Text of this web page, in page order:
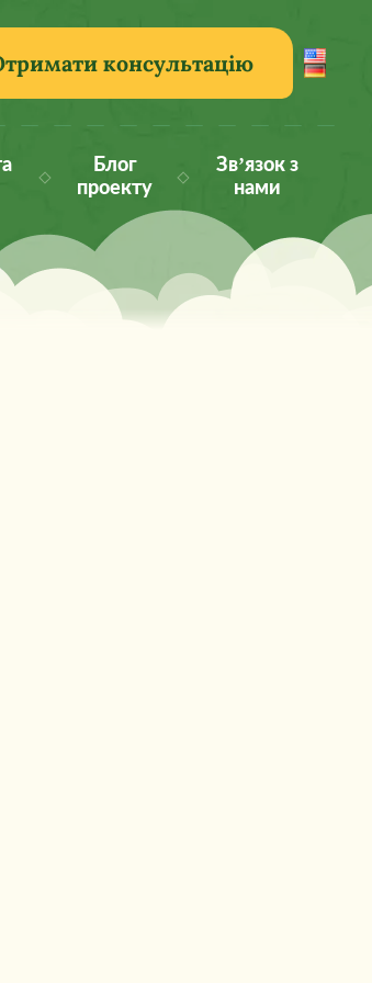
консультацію
Блог
проекту
Зв’язок з
нами